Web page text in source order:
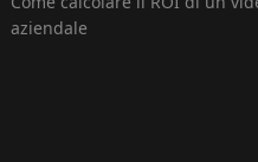
aziendale